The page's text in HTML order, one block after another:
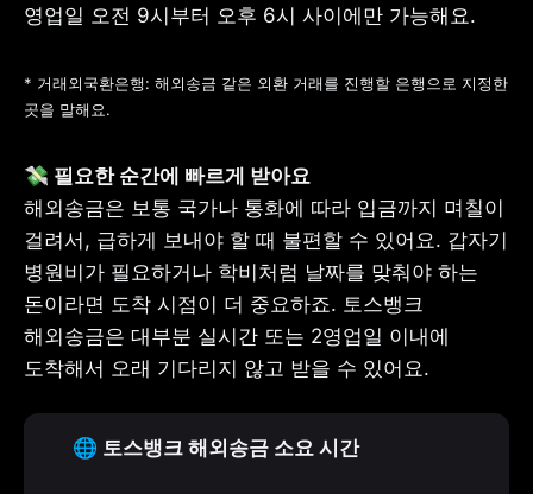
영업일 오전 9시부터 오후 6시 사이에만 가능해요.
* 거래외국환은행: 해외송금 같은 외환 거래를 진행할 은행으로 지정한
곳을 말해요.
해외송금은 보통 국가나 통화에 따라 입금까지 며칠이
걸려서, 급하게 보내야 할 때 불편할 수 있어요. 갑자기
병원비가 필요하거나 학비처럼 날짜를 맞춰야 하는
돈이라면 도착 시점이 더 중요하죠. 토스뱅크
해외송금은 대부분 실시간 또는 2영업일 이내에
도착해서 오래 기다리지 않고 받을 수 있어요.
🌐 토스뱅크 해외송금 소요 시간